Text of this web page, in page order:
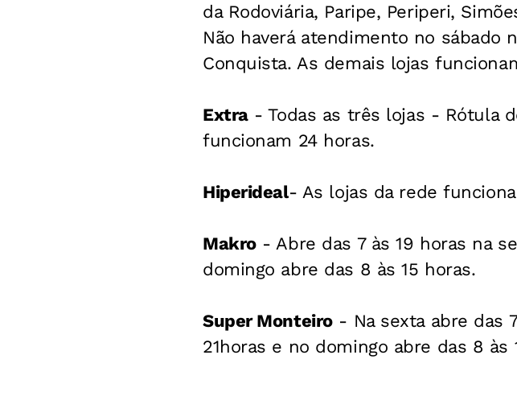
da Rodoviária, Paripe, Periperi,
Não haverá atendimento no sábado
Conquista. As demais lojas
Extra- Todas as três lojas - Rótula do
funcionam 24 horas.
Hiperideal- As lojas da rede
Makro- Abre das 7 às 19 horas na
domingo abre das 8 às 15 horas.
Super Monteiro- Na sexta abre das
21horas e no domingo abre das 8 às